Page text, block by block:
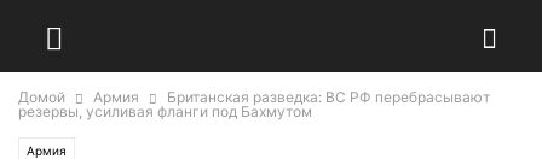
Домой Армия
Британская разведка: ВС РФ перебрасывают
резервы, усиливая фланги под Бахмутом
Армия